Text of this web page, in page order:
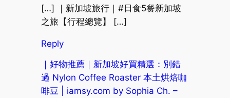
[…] ｜新加坡旅行｜#日食5餐新加坡
之旅【行程總覽】 […]
Reply
｜好物推薦｜新加坡好買精選：別錯
過 Nylon Coffee Roaster 本土烘焙咖
啡豆 | iamsy.com by Sophia Ch. –